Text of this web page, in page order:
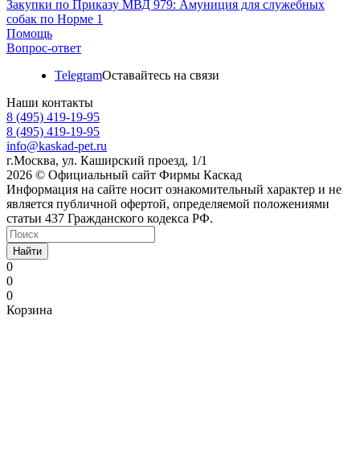
Закупки по Приказу МВД 979: Амуниция для служебных
собак по Норме 1
Помощь
Вопрос-ответ
TelegramОставайтесь на связи
Наши контакты
8 (495) 419-19-95
8 (495) 419-19-95
info@kaskad-pet.ru
г.Москва, ул. Каширский проезд, 1/1
2026 © Официальный сайт Фирмы Каскад
Информация на сайте носит ознакомительный характер и не
является публичной офертой, определяемой положениями
статьи 437 Гражданского кодекса РФ.
Найти
0
0
0
Корзина